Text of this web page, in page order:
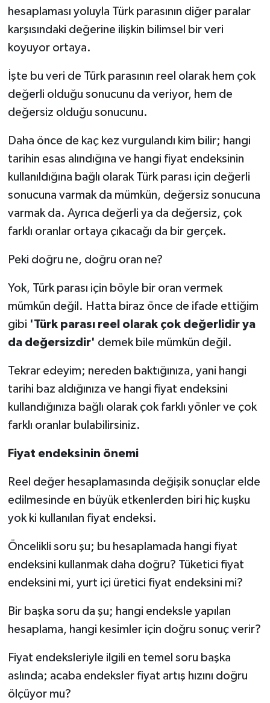
hesaplaması yoluyla Türk parasının diğer paralar
karşısındaki değerine ilişkin bilimsel bir veri
koyuyor ortaya.
İşte bu veri de Türk parasının reel olarak hem çok
değerli olduğu sonucunu da veriyor, hem de
değersiz olduğu sonucunu.
Daha önce de kaç kez vurgulandı kim bilir; hangi
tarihin esas alındığına ve hangi fiyat endeksinin
kullanıldığına bağlı olarak Türk parası için değerli
sonucuna varmak da mümkün, değersiz sonucuna
varmak da. Ayrıca değerli ya da değersiz, çok
farklı oranlar ortaya çıkacağı da bir gerçek.
Peki doğru ne, doğru oran ne?
Yok, Türk parası için böyle bir oran vermek
mümkün değil. Hatta biraz önce de ifade ettiğim
gibi 'Türk parası reel olarak çok değerlidir ya
da değersizdir' demek bile mümkün değil.
Tekrar edeyim; nereden baktığınıza, yani hangi
tarihi baz aldığınıza ve hangi fiyat endeksini
kullandığınıza bağlı olarak çok farklı yönler ve çok
farklı oranlar bulabilirsiniz.
Fiyat endeksinin önemi
Reel değer hesaplamasında değişik sonuçlar elde
edilmesinde en büyük etkenlerden biri hiç kuşku
yok ki kullanılan fiyat endeksi.
Öncelikli soru şu; bu hesaplamada hangi fiyat
endeksini kullanmak daha doğru? Tüketici fiyat
endeksini mi, yurt içi üretici fiyat endeksini mi?
Bir başka soru da şu; hangi endeksle yapılan
hesaplama, hangi kesimler için doğru sonuç verir?
Fiyat endeksleriyle ilgili en temel soru başka
aslında; acaba endeksler fiyat artış hızını doğru
ölçüyor mu?